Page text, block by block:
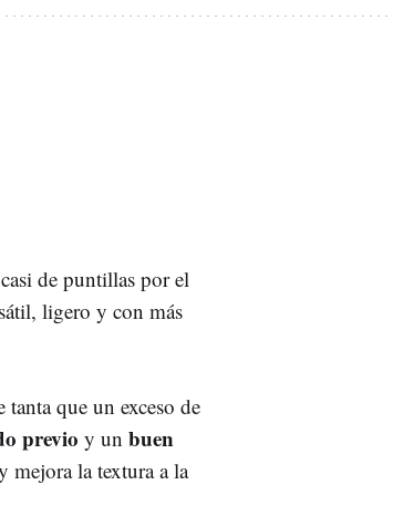
de puntillas por el
ligero y con más
tanta que un exceso de
previo y un buen
mejora la textura a la